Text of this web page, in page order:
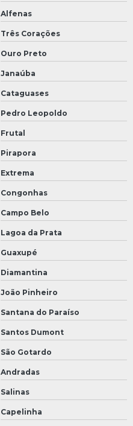
Alfenas
Três Corações
Ouro Preto
Janaúba
Cataguases
Pedro Leopoldo
Frutal
Pirapora
Extrema
Congonhas
Campo Belo
Lagoa da Prata
Guaxupé
Diamantina
João Pinheiro
Santana do Paraíso
Santos Dumont
São Gotardo
Andradas
Salinas
Capelinha